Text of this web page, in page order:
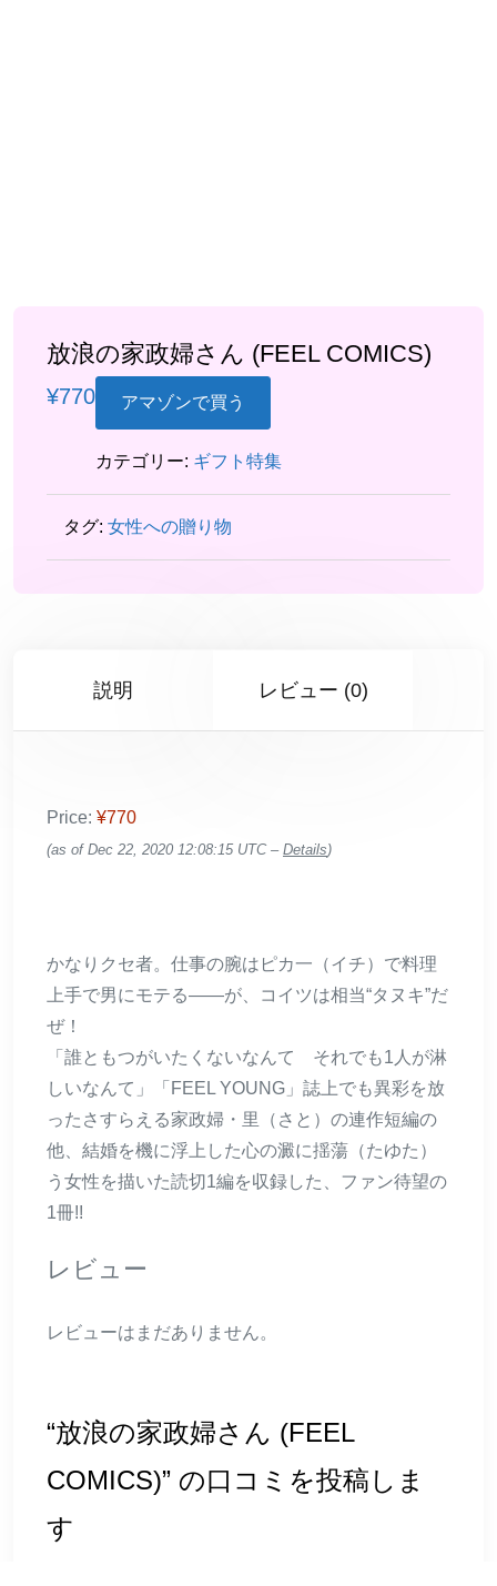
放浪の家政婦さん (FEEL COMICS)
¥770 アマゾンで買う
カテゴリー: ギフト特集
タグ: 女性への贈り物
説明 レビュー (0)
Price: ¥770
(as of Dec 22, 2020 12:08:15 UTC – Details)
かなりクセ者。仕事の腕はピカ一（イチ）で料理
上手で男にモテる――が、コイツは相当“タヌキ”だ
ぜ！
「誰ともつがいたくないなんて それでも1人が淋
しいなんて」「FEEL YOUNG」誌上でも異彩を放
ったさすらえる家政婦・里（さと）の連作短編の
他、結婚を機に浮上した心の澱に揺蕩（たゆた）
う女性を描いた読切1編を収録した、ファン待望の
1冊!!
レビュー
レビューはまだありません。
“放浪の家政婦さん (FEEL
COMICS)” の口コミを投稿しま
す